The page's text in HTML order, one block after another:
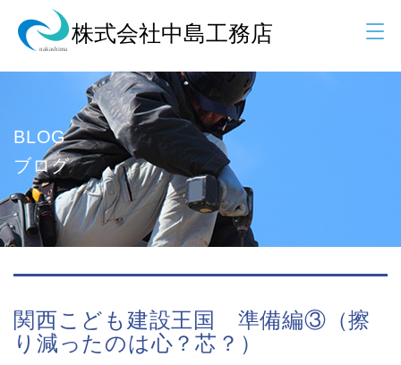
BLOG
ブログ
関西こども建設王国 準備編③（擦
り減ったのは心？芯？）